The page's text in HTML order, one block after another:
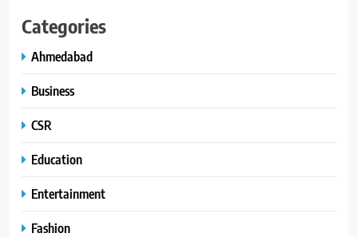
Categories
Ahmedabad
Business
CSR
Education
Entertainment
Fashion